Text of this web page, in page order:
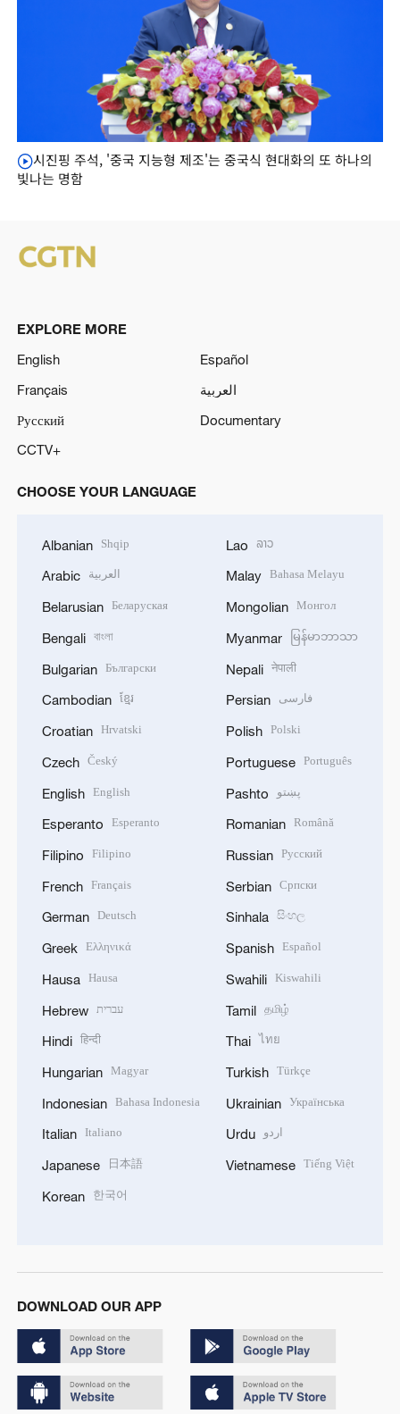
시진핑 주석, '중국 지능형 제조'는 중국식 현대화의 또 하나의
빛나는 명함
EXPLORE MORE
English
Español
Français
العربية
Русский
Documentary
CCTV+
CHOOSE YOUR LANGUAGE
Albanian Shqip
Arabic العربية
Belarusian Беларуская
Bengali বাংলা
Bulgarian Български
Cambodian ខ្មែរ
Croatian Hrvatski
Czech Český
English English
Esperanto Esperanto
Filipino Filipino
French Français
German Deutsch
Greek Ελληνικά
Hausa Hausa
Hebrew עברית
Hindi हिन्दी
Hungarian Magyar
Indonesian Bahasa Indonesia
Italian Italiano
Japanese 日本語
Korean 한국어
Lao ລາວ
Malay Bahasa Melayu
Mongolian Монгол
Myanmar မြန်မာဘာသာ
Nepali नेपाली
Persian فارسی
Polish Polski
Portuguese Português
Pashto پښتو
Romanian Română
Russian Русский
Serbian Српски
Sinhala සිංහල
Spanish Español
Swahili Kiswahili
Tamil தமிழ்
Thai ไทย
Turkish Türkçe
Ukrainian Українська
Urdu اردو
Vietnamese Tiếng Việt
DOWNLOAD OUR APP